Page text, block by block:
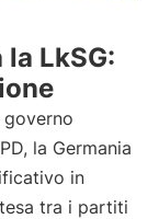
LkSG:
la Germania
in
tra i partiti